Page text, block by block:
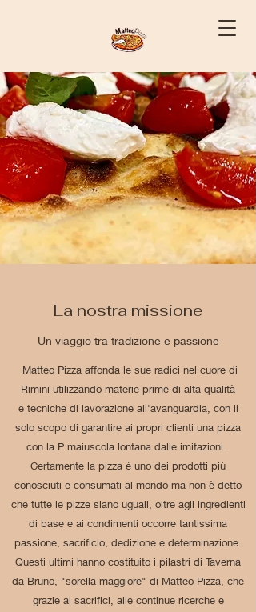
La nostra missione
Un viaggio tra tradizione e passione
Matteo Pizza affonda le sue radici nel cuore di
Rimini utilizzando materie prime di alta qualità
etecniche di lavorazione all'avanguardia, con il
solo scopo di garantire ai propri clienti una pizza
con la P maiuscola lontana dalle imitazioni.
Certamente la pizza è uno dei prodotti più
conosciuti e consumati al mondo ma non è detto
che tutte le pizze siano uguali, oltre agli ingredienti
di base e ai condimenti occorre tantissima
passione, sacrificio, dedizione e determinazione.
Questi ultimi hanno costituito i pilastri di Taverna
da Bruno, "sorella maggiore" di Matteo Pizza, che
grazie ai sacrifici, alle continue ricerche e